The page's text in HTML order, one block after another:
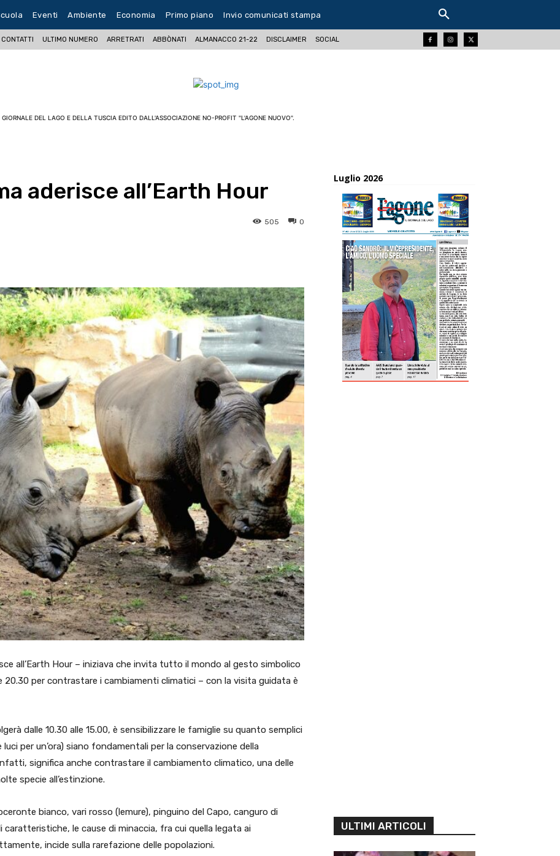
Eventi Ambiente Economia Primo piano Invio comunicati stampa
CONTATTI ULTIMO NUMERO ARRETRATI ABBÒNATI ALMANACCO 21-22 DISCLAIMER SOCIAL
GIORNALE DEL LAGO E DELLA TUSCIA EDITO DALL'ASSOCIAZIONE NO-PROFIT "L'AGONE NUOVO".
aderisce all’Earth Hour
0
505
Tumblr Telegram
all’Earth Hour – iniziava che invita tutto il mondo al gesto simbolico
20.30 per contrastare i cambiamenti climatici – con la visita guidata è
dalle 10.30 alle 15.00, è sensibilizzare le famiglie su quanto semplici
per un’ora) siano fondamentali per la conservazione della
significa anche contrastare il cambiamento climatico, una delle
specie all’estinzione.
bianco, vari rosso (lemure), pinguino del Capo, canguro di
le cause di minaccia, fra cui quella legata ai
incide sulla rarefazione delle popolazioni.
Luglio 2026
ULTIMI ARTICOLI